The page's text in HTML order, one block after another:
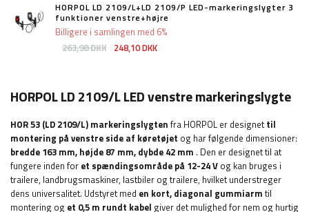
HORPOL LD 2109/L+LD 2109/P LED-markeringslygter 3
funktioner venstre+højre
263,98 DKK 248,10 DKK
Billigere i samlingen med 6%
HORPOL LD 2109/L LED venstre markeringslygte
HOR 53 (LD 2109/L) markeringslygten fra HORPOL er designettil
montering på venstre side af køretøjet og har følgende dimensioner:
bredde 163 mm, højde 87 mm, dybde 42 mm . Den er designet til at
fungere inden for et spændingsområde på 12-24 V og kan bruges i
trailere, landbrugsmaskiner, lastbiler og trailere, hvilket understreger
dens universalitet. Udstyret med en kort, diagonal gummiarm til
montering og et 0,5 m rundt kabel giver det mulighed for nem og hurtig